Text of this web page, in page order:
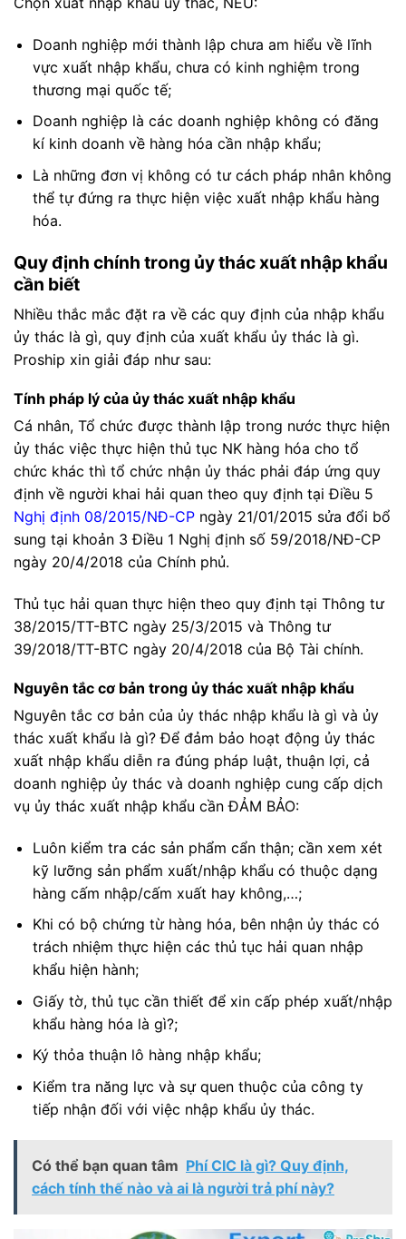
Doanh nghiệp mới thành lập chưa am hiểu về lĩnh
vực xuất nhập khẩu, chưa có kinh nghiệm trong
thương mại quốc tế;
Doanh nghiệp là các doanh nghiệp không có đăng
kí kinh doanh về hàng hóa cần nhập khẩu;
Là những đơn vị không có tư cách pháp nhân không
thể tự đứng ra thực hiện việc xuất nhập khẩu hàng
hóa.
Quy định chính trong ủy thác xuất nhập khẩu
cần biết
Nhiều thắc mắc đặt ra về các quy định của nhập khẩu
ủy thác là gì, quy định của xuất khẩu ủy thác là gì.
Proship xin giải đáp như sau:
Tính pháp lý của ủy thác xuất nhập khẩu
Cá nhân, Tổ chức được thành lập trong nước thực hiện
ủy thác việc thực hiện thủ tục NK hàng hóa cho tổ
chức khác thì tổ chức nhận ủy thác phải đáp ứng quy
định về người khai hải quan theo quy định tại Điều 5
Nghị định 08/2015/NĐ-CP ngày 21/01/2015 sửa đổi bổ
sung tại khoản 3 Điều 1 Nghị định số 59/2018/NĐ-CP
ngày 20/4/2018 của Chính phủ.
Thủ tục hải quan thực hiện theo quy định tại Thông tư
38/2015/TT-BTC ngày 25/3/2015 và Thông tư
39/2018/TT-BTC ngày 20/4/2018 của Bộ Tài chính.
Nguyên tắc cơ bản trong ủy thác xuất nhập khẩu
Nguyên tắc cơ bản của ủy thác nhập khẩu là gì và ủy
thác xuất khẩu là gì? Để đảm bảo hoạt động ủy thác
xuất nhập khẩu diễn ra đúng pháp luật, thuận lợi, cả
doanh nghiệp ủy thác và doanh nghiệp cung cấp dịch
vụ ủy thác xuất nhập khẩu cần ĐẢM BẢO:
Luôn kiểm tra các sản phẩm cẩn thận; cần xem xét
kỹ lưỡng sản phẩm xuất/nhập khẩu có thuộc dạng
hàng cấm nhập/cấm xuất hay không,…;
Khi có bộ chứng từ hàng hóa, bên nhận ủy thác có
trách nhiệm thực hiện các thủ tục hải quan nhập
khẩu hiện hành;
Giấy tờ, thủ tục cần thiết để xin cấp phép xuất/nhập
khẩu hàng hóa là gì?;
Ký thỏa thuận lô hàng nhập khẩu;
Kiểm tra năng lực và sự quen thuộc của công ty
tiếp nhận đối với việc nhập khẩu ủy thác.
Có thể bạn quan tâm Phí CIC là gì? Quy định,
cách tính thế nào và ai là người trả phí này?